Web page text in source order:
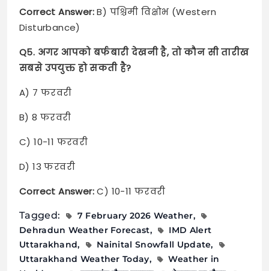
Correct Answer:B) पश्चिमी विक्षोभ (Western
Disturbance)
Q5. अगर आपको बर्फबारी देखनी है, तो कौन सी तारीख
सबसे उपयुक्त हो सकती है?
A) 7 फरवरी
B) 8 फरवरी
C) 10-11 फरवरी
D) 13 फरवरी
Correct Answer:C) 10-11 फरवरी
Tagged:
7 February 2026 Weather
Dehradun Weather Forecast
IMD Alert
Uttarakhand
Nainital Snowfall Update
Uttarakhand Weather Today
Weather in